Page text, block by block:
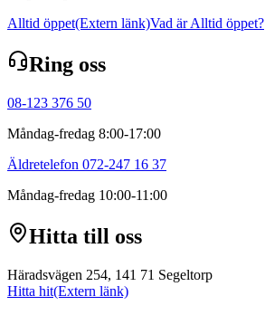
Alltid öppet(Extern länk)Vad är Alltid öppet?
Ring oss
08-123 376 50
Måndag-fredag 8:00-17:00
Äldretelefon 072-247 16 37
Måndag-fredag 10:00-11:00
Hitta till oss
Häradsvägen 254, 141 71 Segeltorp
Hitta hit(Extern länk)